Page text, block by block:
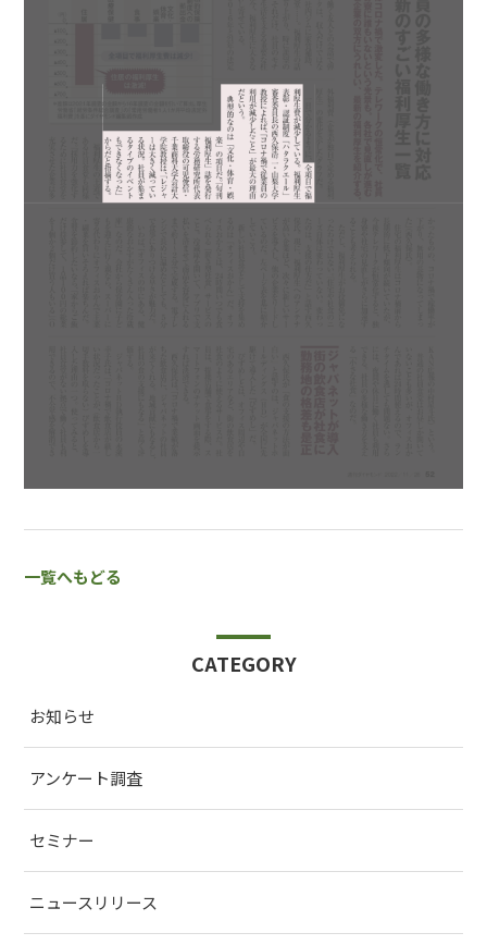
一覧へもどる
CATEGORY
お知らせ
アンケート調査
セミナー
ニュースリリース